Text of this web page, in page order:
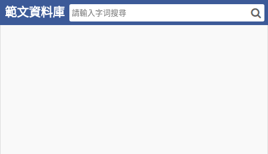
範文資料庫